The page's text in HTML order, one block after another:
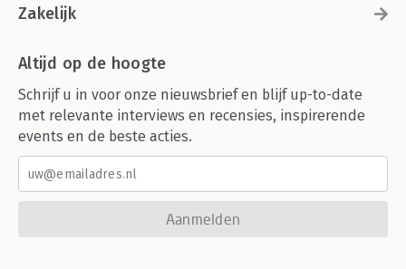
Zakelijk
Altijd op de hoogte
Schrijf u in voor onze nieuwsbrief en blijf up-to-date
met relevante interviews en recensies, inspirerende
events en de beste acties.
Aanmelden